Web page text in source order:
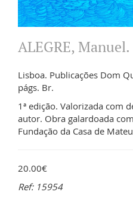
ALEGRE, Manuel.
Lisboa. Publicações Dom
págs. Br.
1ª edição. Valorizada com
autor. Obra galardoada
Fundação da Casa de
20.00€
Ref: 15954